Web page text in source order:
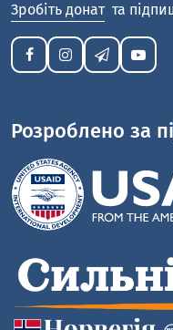
Зробіть донат та
Розроблено за